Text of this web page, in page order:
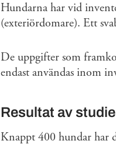
Hundarna har vid
(exteriördomare). Ett
De uppgifter som
endast användas inom
Resultat av
Knappt 400 hundar har